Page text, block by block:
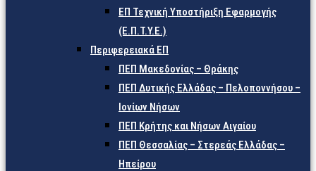
ΕΠ Τεχνική Υποστήριξη Εφαρμογής
(Ε.Π.Τ.Υ.Ε.)
Περιφερειακά ΕΠ
ΠΕΠ Μακεδονίας – Θράκης
ΠΕΠ Δυτικής Ελλάδας – Πελοποννήσου –
Ιονίων Νήσων
ΠΕΠ Κρήτης και Νήσων Αιγαίου
ΠΕΠ Θεσσαλίας – Στερεάς Ελλάδας –
Ηπείρου